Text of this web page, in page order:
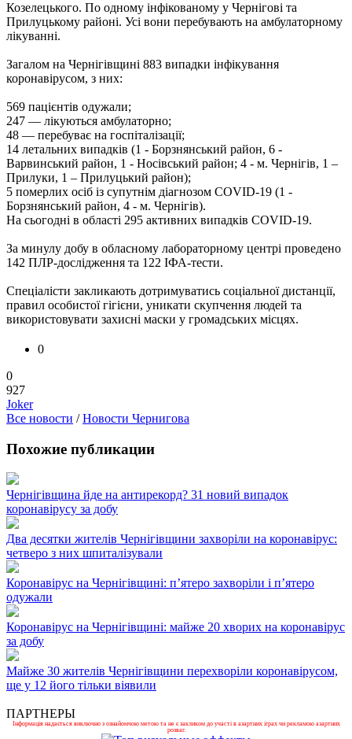
Козелецького. По одному інфікованому у Чернігові та
Прилуцькому районі. Усі вони перебувають на амбулаторному
лікуванні.
Загалом на Чернігівщині 883 випадки інфікування
коронавірусом, з них:
569 пацієнтів одужали;
247 — лікуються амбулаторно;
48 — перебуває на госпіталізації;
14 летальних випадків (1 - Борзнянський район, 6 -
Варвинський район, 1 - Носівський район; 4 - м. Чернігів, 1 –
Прилуки, 1 – Прилуцький район);
5 померлих осіб із супутнім діагнозом COVID-19 (1 -
Борзнянський район, 4 - м. Чернігів).
На сьогодні в області 295 активних випадків COVID-19.
За минулу добу в обласному лабораторному центрі проведено
142 ПЛР-дослідження та 122 ІФА-тести.
Спеціалісти закликають дотримуватись соціальної дистанції,
правил особистої гігієни, уникати скупчення людей та
використовувати захисні маски у громадських місцях.
0
0
927
Joker
Все новости /Новости Чернигова
Похожие публикации
Чернігівщина йде на антирекорд? 31 новий випадок
коронавірусу за добу
Два десятки жителів Чернігівщини захворіли на коронавірус:
четверо з них шпиталізували
Коронавірус на Чернігівщині: п’ятеро захворіли і п’ятеро
одужали
Коронавірус на Чернігівщині: майже 20 хворих на коронавірус
за добу
Майже 30 жителів Чернігівщини перехворіли коронавірусом,
ще у 12 його тільки віявили
ПАРТНЕРЫ
Інформація надається виключно з ознайомчою метою та не є закликом до участі в азартних іграх чи рекламою азартних
розваг.